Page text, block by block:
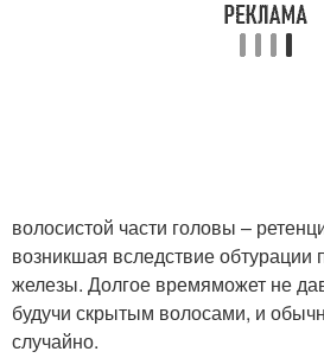
волосистой части головы –
возникшая вследствие обтурации
железы. Долгое времяможет не
будучи скрытым волосами, и
случайно.